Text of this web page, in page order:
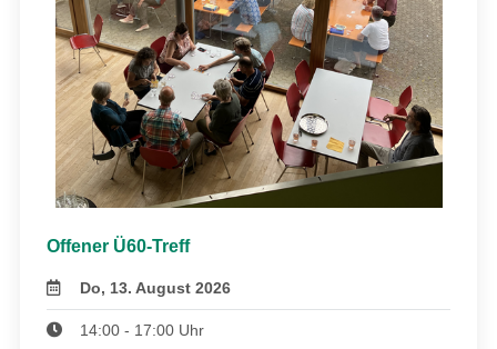
Offener Ü60-Treff
Do, 13. August 2026
14:00 - 17:00 Uhr